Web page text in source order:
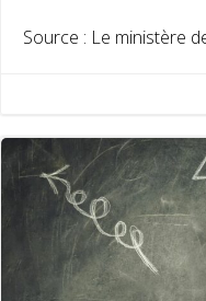
Source : Le ministère